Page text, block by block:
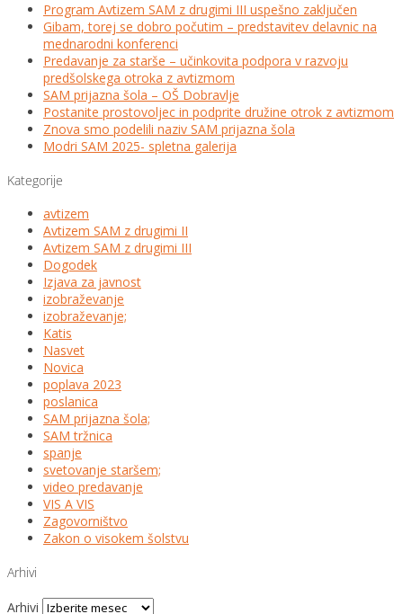
Program Avtizem SAM z drugimi III uspešno zaključen
Gibam, torej se dobro počutim – predstavitev delavnic na
mednarodni konferenci
Predavanje za starše – učinkovita podpora v razvoju
predšolskega otroka z avtizmom
SAM prijazna šola – OŠ Dobravlje
Postanite prostovoljec in podprite družine otrok z avtizmom
Znova smo podelili naziv SAM prijazna šola
Modri SAM 2025- spletna galerija
Kategorije
avtizem
Avtizem SAM z drugimi II
Avtizem SAM z drugimi III
Dogodek
Izjava za javnost
izobraževanje
izobraževanje;
Katis
Nasvet
Novica
poplava 2023
poslanica
SAM prijazna šola;
SAM tržnica
spanje
svetovanje staršem;
video predavanje
VIS A VIS
Zagovorništvo
Zakon o visokem šolstvu
Arhivi
Arhivi